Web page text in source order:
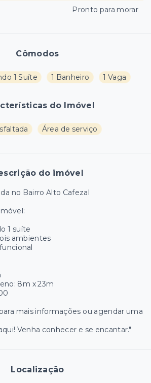
Cômodos
1 Suíte 1 Banheiro 1 Vaga
do Imóvel
Área de serviço
do imóvel
no Bairro Alto Cafezal
1 suíte
ambientes
8m x 23m
mais informações ou agendar uma
Venha conhecer e se encantar."
Localização
Pronto para morar